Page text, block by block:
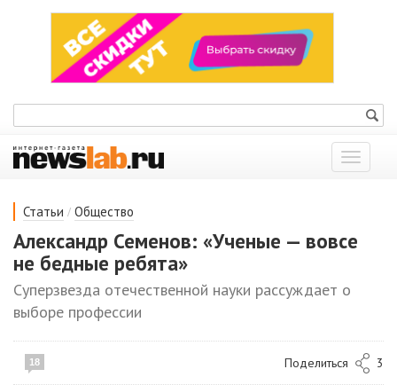
Показать
меню
Статьи / Общество
Александр Семенов: «Ученые — вовсе
не бедные ребята»
Суперзвезда отечественной науки рассуждает о
выборе профессии
18 Поделиться 3